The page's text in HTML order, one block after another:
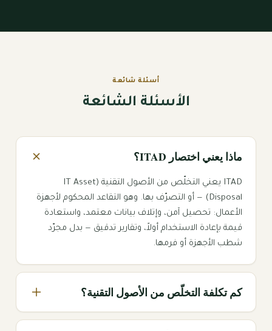
أسئلة شائعة
الأسئلة الشائعة
ماذا يعني اختصار ITAD؟
ITAD يعني التخلّص من الأصول التقنية (IT Asset
Disposal) — أو التصرّف بها. وهو التقاعد المحكوم لأجهزة
الأعمال: تحصيل آمن، وإتلاف بيانات معتمد، واستعادة
قيمة بإعادة الاستخدام أولاً، وتقارير تدقيق — بدل مجرّد
شطب الأجهزة أو فرمها.
كم تكلفة التخلّص من الأصول التقنية؟